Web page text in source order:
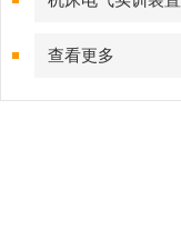
查看更多